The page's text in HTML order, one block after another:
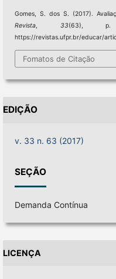
Gomes, S. dos S. (2017).
Revista, 33(63), p.
https://revistas.ufpr.br/educar/
Fomatos de Citação
EDIÇÃO
v. 33 n. 63 (2017)
SEÇÃO
Demanda Contínua
LICENÇA